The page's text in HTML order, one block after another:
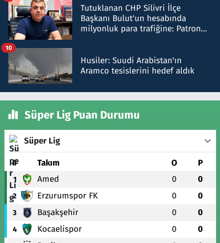
Tutuklanan CHP Silivri İlçe
Başkanı Bulut'un hesabında
milyonluk para trafiğine: Patron
Husiler: Suudi Arabistan'ın
Aramco tesislerini hedef aldık
10
Süper Lig Puan Durumu
Süper Lig
# Takım O P
1 Amed 0 0
2 Erzurumspor FK 0 0
3 Başakşehir 0 0
4 Kocaelispor 0 0